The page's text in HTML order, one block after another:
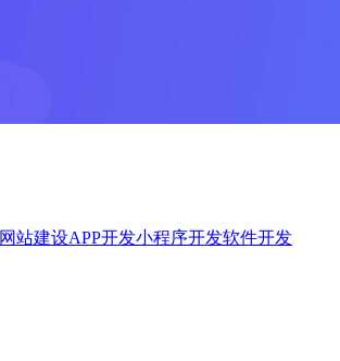
网站建设APP开发小程序开发软件开发